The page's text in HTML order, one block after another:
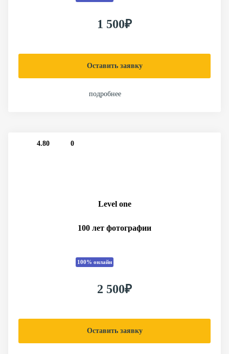
1 500₽
Оставить заявку
подробнее
4.80 0
Level one
100 лет фотографии
100% онлайн
2 500₽
Оставить заявку